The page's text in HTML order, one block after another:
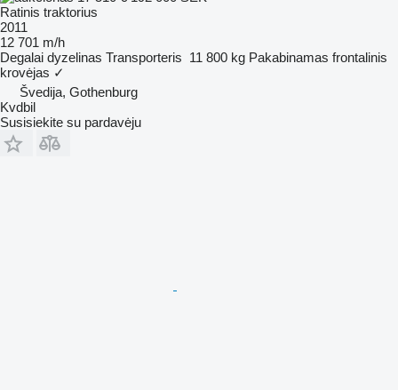
Ratinis traktorius
2011
12 701 m/h
Degalai dyzelinas Transporteris 11 800 kg Pakabinamas frontalinis
krovėjas ✓
Švedija, Gothenburg
Kvdbil
Susisiekite su pardavėju